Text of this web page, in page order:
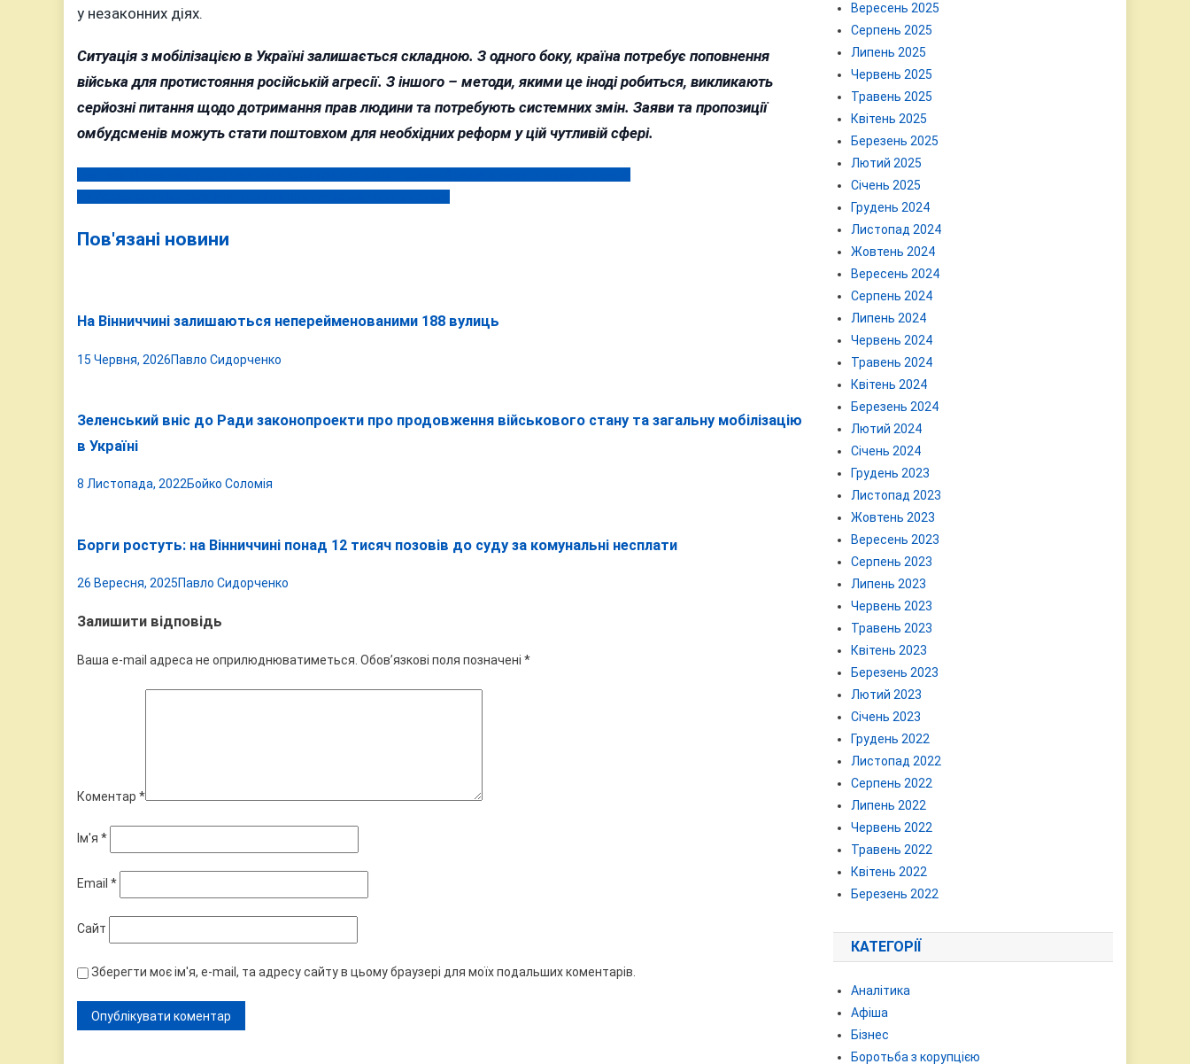
у незаконних діях.
Ситуація з мобілізацією в Україні залишається складною. З одного боку, країна потребує поповнення
війська для протистояння російській агресії. З іншого – методи, якими це іноді робиться, викликають
серйозні питання щодо дотримання прав людини та потребують системних змін. Заяви та пропозиції
омбудсменів можуть стати поштовхом для необхідних реформ у цій чутливій сфері.
Навігація
Пов'язані новини
На Вінниччині залишаються неперейменованими 188 вулиць
15 Червня, 2026Павло Сидорченко
Зеленський вніс до Ради законопроекти про продовження військового стану та загальну мобілізацію
в Україні
8 Листопада, 2022Бойко Соломія
Борги ростуть: на Вінниччині понад 12 тисяч позовів до суду за комунальні несплати
26 Вересня, 2025Павло Сидорченко
Залишити відповідь
Ваша e-mail адреса не оприлюднюватиметься. Обов’язкові поля позначені *
Коментар *
Ім'я *
Email *
Сайт
Зберегти моє ім'я, e-mail, та адресу сайту в цьому браузері для моїх подальших коментарів.
Вересень 2025
Серпень 2025
Липень 2025
Червень 2025
Травень 2025
Квітень 2025
Березень 2025
Лютий 2025
Січень 2025
Грудень 2024
Листопад 2024
Жовтень 2024
Вересень 2024
Серпень 2024
Липень 2024
Червень 2024
Травень 2024
Квітень 2024
Березень 2024
Лютий 2024
Січень 2024
Грудень 2023
Листопад 2023
Жовтень 2023
Вересень 2023
Серпень 2023
Липень 2023
Червень 2023
Травень 2023
Квітень 2023
Березень 2023
Лютий 2023
Січень 2023
Грудень 2022
Листопад 2022
Серпень 2022
Липень 2022
Червень 2022
Травень 2022
Квітень 2022
Березень 2022
КАТЕГОРІЇ
Аналітика
Афіша
Бізнес
Боротьба з корупцією